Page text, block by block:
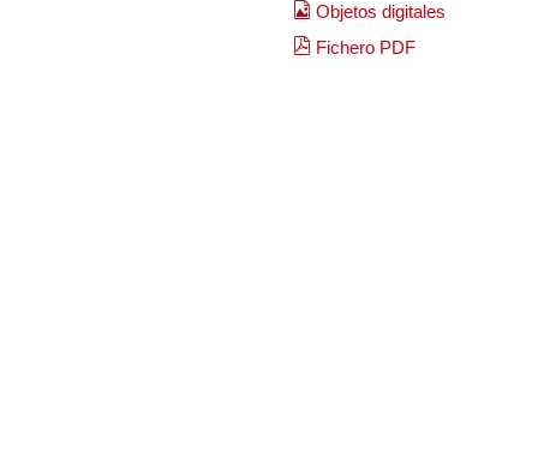
Objetos digitales
Fichero PDF